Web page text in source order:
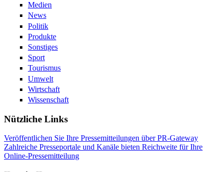
Medien
News
Politik
Produkte
Sonstiges
Sport
Tourismus
Umwelt
Wirtschaft
Wissenschaft
Nützliche Links
Veröffentlichen Sie Ihre Pressemitteilungen über PR-Gateway
Zahlreiche Presseportale und Kanäle bieten Reichweite für Ihre
Online-Pressemitteilung